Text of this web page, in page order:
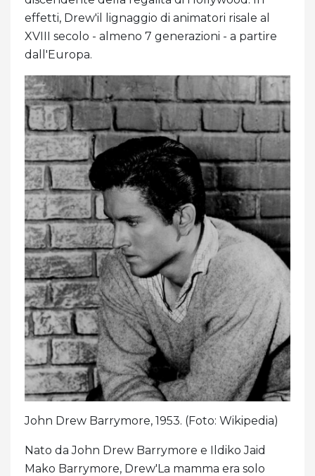
effetti, Drew'il lignaggio di animatori risale al
XVIII secolo - almeno 7 generazioni - a partire
dall'Europa.
John Drew Barrymore, 1953. (Foto: Wikipedia)
Nato da John Drew Barrymore e Ildiko Jaid
Mako Barrymore, Drew'La mamma era solo